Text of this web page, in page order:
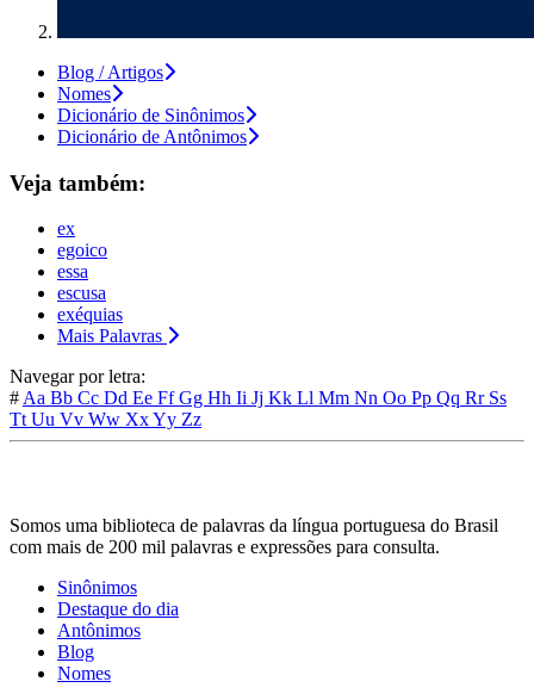
Blog / Artigos
Nomes
Dicionário de Sinônimos
Dicionário de Antônimos
Veja também:
ex
egoico
essa
escusa
exéquias
Mais Palavras
Navegar por letra:
# Aa Bb Cc Dd Ee FfGg Hh Ii Jj Kk Ll Mm Nn Oo Pp Qq Rr Ss
Tt Uu Vv Ww XxYy Zz
Somos uma biblioteca de palavras da língua portuguesa do Brasil
com mais de 200 mil palavras e expressões para consulta.
Sinônimos
Destaque do dia
Antônimos
Blog
Nomes